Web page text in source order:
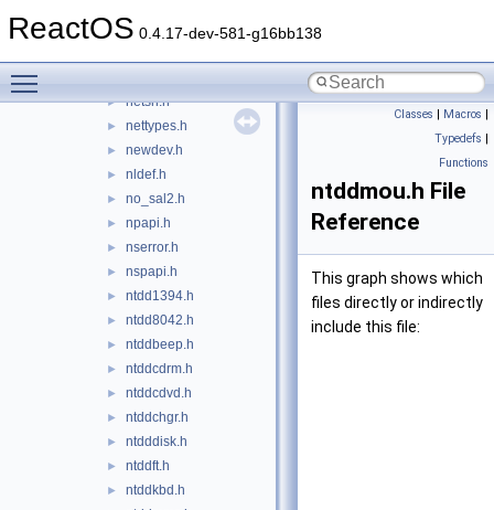
ReactOS 0.4.17-dev-581-g16bb138
► netfw.idl
► netsh.h
► nettypes.h
► newdev.h
► nldef.h
► no_sal2.h
► npapi.h
► nserror.h
► nspapi.h
► ntdd1394.h
► ntdd8042.h
► ntddbeep.h
► ntddcdrm.h
► ntddcdvd.h
► ntddchgr.h
► ntdddisk.h
► ntddft.h
► ntddkbd.h
Classes | Macros |
Typedefs |
Functions
ntddmou.h File
Reference
This graph shows which
files directly or indirectly
include this file: